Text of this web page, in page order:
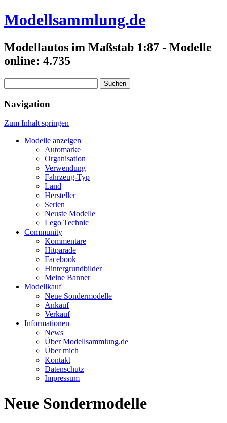
Modellsammlung.de
Modellautos im Maßstab 1:87 - Modelle
online: 4.735
nach:
Navigation
Zum Inhalt springen
Modelle anzeigen
Automarke
Organisation
Verwendung
Fahrzeug-Typ
Land
Hersteller
Serien
Neuste Modelle
Lego Technic
Community
Kommentare
Hitparade
Facebook
Hintergrundbilder
Meine Banner
Modellkauf
Neue Sondermodelle
Ankauf
Verkauf
Informationen
News
Über Modellsammlung.de
Über mich
Kontakt
Datenschutz
Impressum
Neue Sondermodelle